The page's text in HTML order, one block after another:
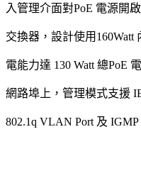
入管理介面對PoE 電源開
交換器，設計使用160Watt
電能力達 130 Watt 總PoE
網路埠上，管理模式支援
802.1q VLAN Port 及 IGMP